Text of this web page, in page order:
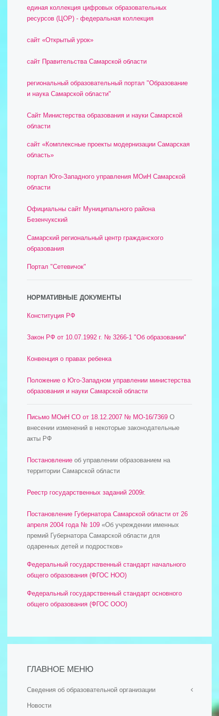
единая коллекция цифровых образовательных
ресурсов (ЦОР) - федеральная коллекция
сайт «Открытый урок»
сайт Правительства Самарской области
региональный образовательный портал "Образование
и наука Самарской области"
Сайт Министерства образования и науки Самарской
области
сайт «Комплексные проекты модернизации Самарская
область»
портал Юго-Западного управления МОиН Самарской
области
Официальны сайт Муниципального района
Безенчукский
Самарский региональный центр гражданского
образования
Портал "Сетевичок"
НОРМАТИВНЫЕ ДОКУМЕНТЫ
Конституция РФ
Закон РФ от 10.07.1992 г. № 3266-1 "Об образовании"
Конвенция о правах ребенка
Положение о Юго-Западном управлении министерства
образования и науки Самарской области
Письмо МОиН СО от 18.12.2007 № МО-16/7369 О
внесении изменений в некоторые законодательные
акты РФ
Постановление об управлении образованием на
территории Самарской области
Реестр государственных заданий 2009г.
Постановление Губернатора Самарской области от 26
апреля 2004 года № 109 «Об учреждении именных
премий Губернатора Самарской области для
одаренных детей и подростков»
Федеральный государственный стандарт начального
общего образования (ФГОС НОО)
Федеральный государственный стандарт основного
общего образования (ФГОС ООО)
ГЛАВНОЕ МЕНЮ
Сведения об образовательной организации
- Основные сведения
Новости